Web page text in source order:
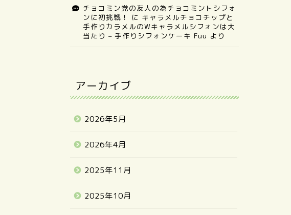
チョコミン党の友人の為チョコミントシフォ
ンに初挑戦！
に キャラメルチョコチップと
手作りカラメルのWキャラメルシフォンは大
当たり – 手作りシフォンケーキ Fuu より
アーカイブ
2026年5月
2026年4月
2025年11月
2025年10月